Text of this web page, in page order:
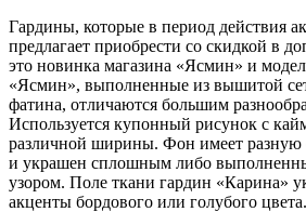
Гардины, которые в период действия
предлагает приобрести со скидкой в
это новинка магазина «Ясмин» и
«Ясмин», выполненные из вышитой
фатина, отличаются большим
Используется купонный рисунок с
различной ширины. Фон имеет разную
и украшен сплошным либо
узором. Поле ткани гардин «Карина»
акценты бордового или голубого цвета.